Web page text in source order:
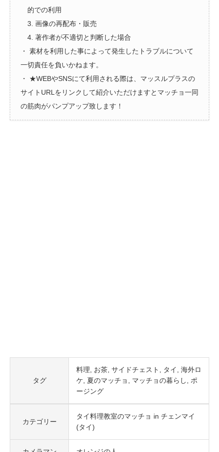
的での利用
3. 画像の再配布・販売
4. 著作者が不適切と判断した場合
・ 素材を利用した事によって発生したトラブルについて
一切責任を負いかねます。
・ ★WEBやSNSにて利用される際は、マッスルプラスの
サイトURLをリンクして紹介いただけますとマッチョ一同
の筋肉がパンプアップ致します！
タグ
料理 お茶 サイドチェスト タイ
海外ロ
ケ
夏のマッチョ マッチョの暮らし
ポ
ージング
カテゴリー
タイ料理教室のマッチョ in チェンマイ
(タイ)